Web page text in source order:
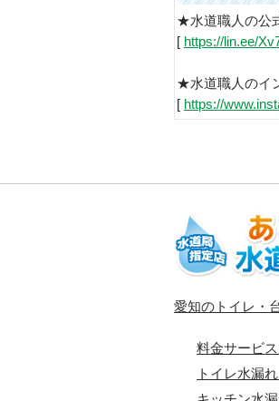
★水道職人の公
[ https://lin.ee/
★水道職人のイ
[ https://
愛知のトイレ・
料金サービ
トイレ水漏